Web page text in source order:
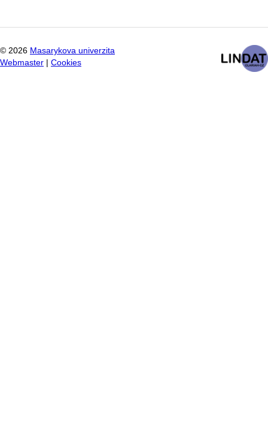
© 2026 Masarykova univerzita
Webmaster
Cookies